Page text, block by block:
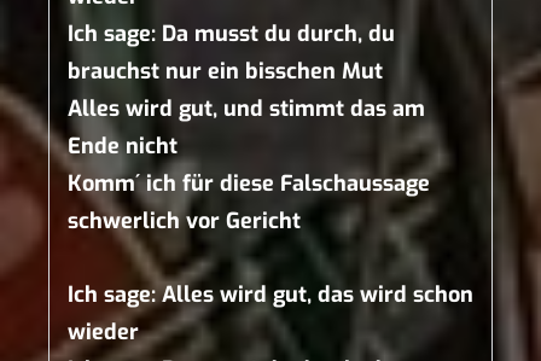
Ich sage: Da musst du durch, du
brauchst nur ein bisschen Mut
Alles wird gut, und stimmt das am
Ende nicht
Komm´ ich für diese Falschaussage
schwerlich vor Gericht
Ich sage: Alles wird gut, das wird schon
wieder